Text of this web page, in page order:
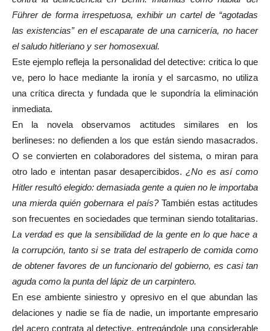
Führer de forma irrespetuosa, exhibir un cartel de “agotadas
las existencias” en el escaparate de una carnicería, no hacer
el saludo hitleriano y ser homosexual.
Este ejemplo refleja la personalidad del detective: critica lo que
ve, pero lo hace mediante la ironía y el sarcasmo, no utiliza
una crítica directa y fundada que le supondría la eliminación
inmediata.
En la novela observamos actitudes similares en los
berlineses: no defienden a los que están siendo masacrados.
O se convierten en colaboradores del sistema, o miran para
otro lado e intentan pasar desapercibidos.¿No es así como
Hitler resultó elegido: demasiada gente a quien no le importaba
una mierda quién gobernara el país?También estas actitudes
son frecuentes en sociedades que terminan siendo totalitarias.
La verdad es que la sensibilidad de la gente en lo que hace a
la corrupción, tanto si se trata del estraperlo de comida como
de obtener favores de un funcionario del gobierno, es casi tan
aguda como la punta del lápiz de un carpintero.
En ese ambiente siniestro y opresivo en el que abundan las
delaciones y nadie se fía de nadie, un importante empresario
del acero contrata al detective, entregándole una considerable